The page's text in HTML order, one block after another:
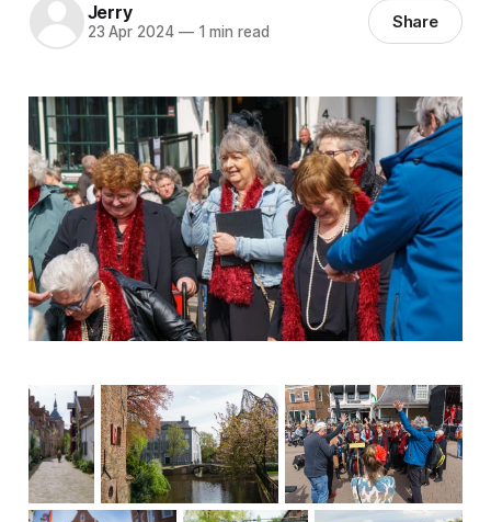
Jerry
23 Apr 2024 —1 min read Share